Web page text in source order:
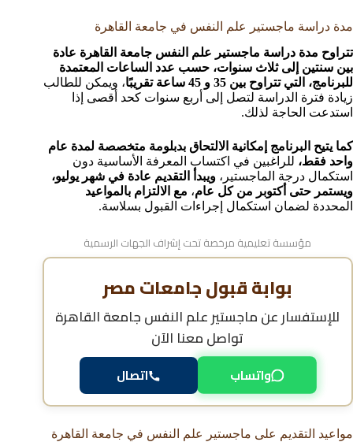
مدة دراسة ماجستير علم النفس في جامعة القاهرة
تتراوح مدة دراسة ماجستير علم النفس جامعة القاهرة عادة
بين سنتين إلى ثلاث سنوات، حسب عدد الساعات المعتمدة
للبرنامج، التي تتراوح بين 35 و 45 ساعة تقريبًا
، ويمكن للطالب
زيادة فترة الدراسة لتصل إلى أربع سنوات كحد أقصى إذا
استدعت الحاجة لذلك.
كما يتيح البرنامج إمكانية الالتحاق بدبلومة متخصصة لمدة عام
واحد فقط، للراغبين في اكتساب المعرفة الأساسية دون
استكمال درجة الماجستير، ويبدأ التقديم عادة في شهر يوليو،
ويستمر حتى أكتوبر من كل عام، مع الالتزام بالمواعيد
المحددة لضمان استكمال إجراءات القبول بسلاسة.
مؤسسة تعليمية مرخصة تحت إشراف الجهات الرسمية
بوابة قبول جامعات مصر
للإستفسار عنماجستير علم النفس جامعة القاهرة
تواصل معنا الآن
واتساب اتصال
مواعيد التقديم على ماجستير علم النفس في جامعة القاهرة